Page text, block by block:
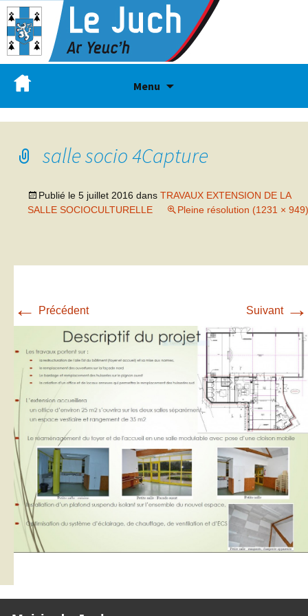
Menu
salle socio 4Capture
Publié le 5 juillet 2016 dans TRAVAUX EXTENSION DE LA
SALLE SOCIOCULTURELLE
Pleine résolution (1231 × 949)
← Précédent Suivant →